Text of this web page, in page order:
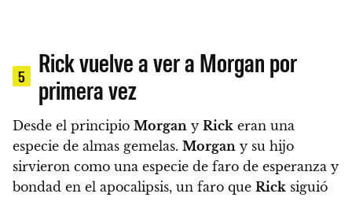
5
Rick vuelve a ver a Morgan por
primera vez
Desde el principio Morgan y Rick eran una
especie de almas gemelas. Morgan y su hijo
sirvieron como una especie de faro de esperanza y
bondad en el apocalipsis, un faro que Rick siguió